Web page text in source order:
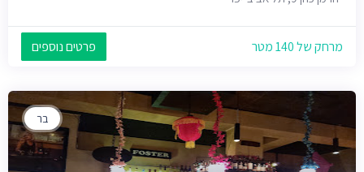
מרחק של 140 מטר פרטים נוספים
בר